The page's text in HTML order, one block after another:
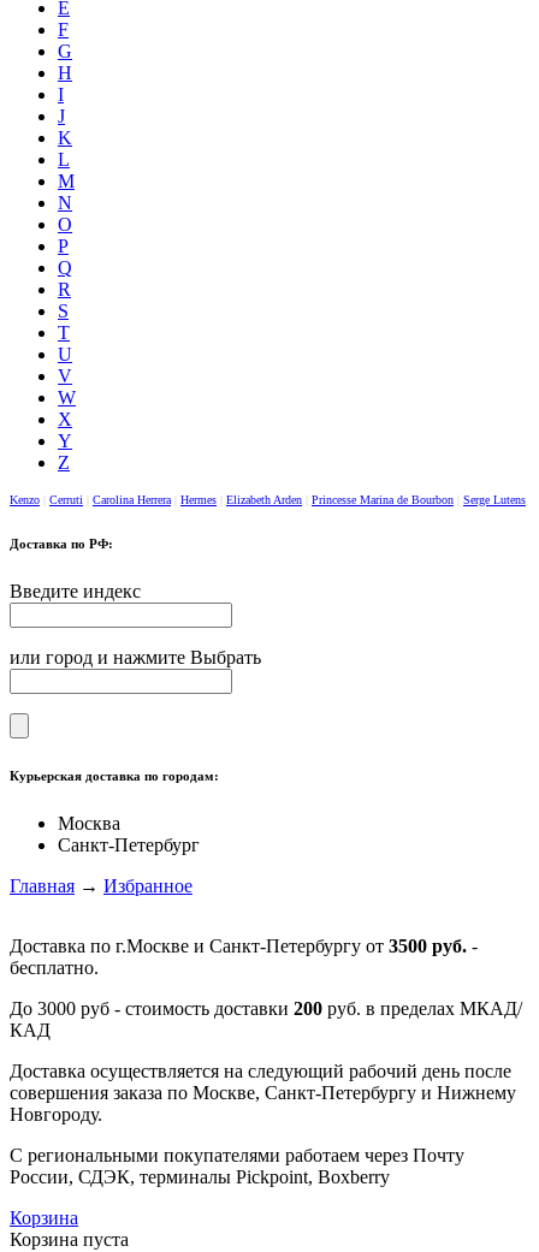
E
F
G
H
I
J
K
L
M
N
O
P
Q
R
S
T
U
V
W
X
Y
Z
Kenzo Cerruti Carolina Herrera Hermes Elizabeth Arden Princesse Marina de Bourbon Serge Lutens
Доставка по РФ:
Введите индекс
или город и нажмите Выбрать
Курьерская доставка по городам:
Москва
Санкт-Петербург
Главная → Избранное
Доставка по г.Москве и Санкт-Петербургу от 3500 руб. -
бесплатно.
До 3000 руб - стоимость доставки 200 руб. в пределах МКАД/
КАД
Доставка осуществляется на следующий рабочий день после
совершения заказа по Москве, Санкт-Петербургу и Нижнему
Новгороду.
С региональными покупателями работаем через Почту
России, СДЭК, терминалы Pickpoint, Boxberry
Корзина
Корзина пуста